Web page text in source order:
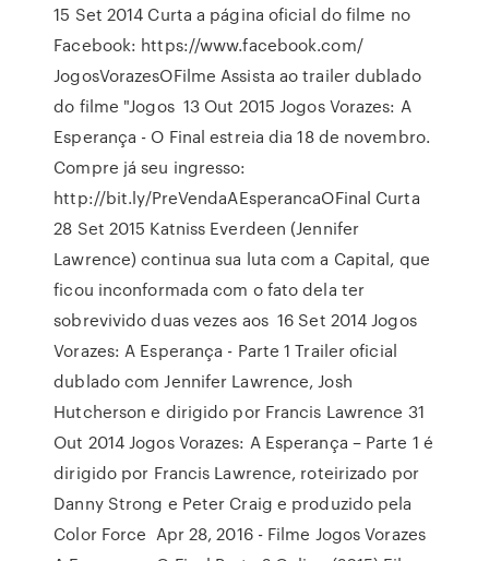
15 Set 2014 Curta a página oficial do filme no
Facebook: https://www.facebook.com/
JogosVorazesOFilme Assista ao trailer dublado
do filme "Jogos 13 Out 2015 Jogos Vorazes: A
Esperança - O Final estreia dia 18 de novembro.
Compre já seu ingresso:
http://bit.ly/PreVendaAEsperancaOFinal Curta
28 Set 2015 Katniss Everdeen (Jennifer
Lawrence) continua sua luta com a Capital, que
ficou inconformada com o fato dela ter
sobrevivido duas vezes aos 16 Set 2014 Jogos
Vorazes: A Esperança - Parte 1 Trailer oficial
dublado com Jennifer Lawrence, Josh
Hutcherson e dirigido por Francis Lawrence 31
Out 2014 Jogos Vorazes: A Esperança – Parte 1 é
dirigido por Francis Lawrence, roteirizado por
Danny Strong e Peter Craig e produzido pela
Color Force Apr 28, 2016 - Filme Jogos Vorazes